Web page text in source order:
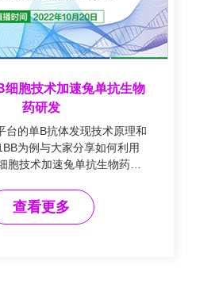
细胞技术加速兔单抗生物
药研发
台的单B抗体发现技术原理和
为例与大家分享如何利用
胞技术加速兔单抗生物药开
查看更多